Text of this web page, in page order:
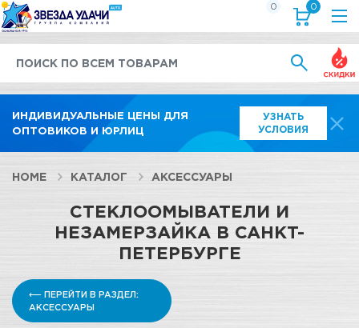
ИНДИВИДУАЛЬНЫЕ ЦЕНЫ ДЛЯ
ОПТОВИКОВ И ЮРЛИЦ
УЗНАТЬ
УСЛОВИЯ
0 0
HOME КАТАЛОГ АКСЕССУАРЫ
СТЕКЛООМЫВАТЕЛИ И
НЕЗАМЕРЗАЙКА В САНКТ-
ПЕТЕРБУРГЕ
⟵ ПЕРЕЙТИ В РАЗДЕЛ:
АКСЕССУАРЫ